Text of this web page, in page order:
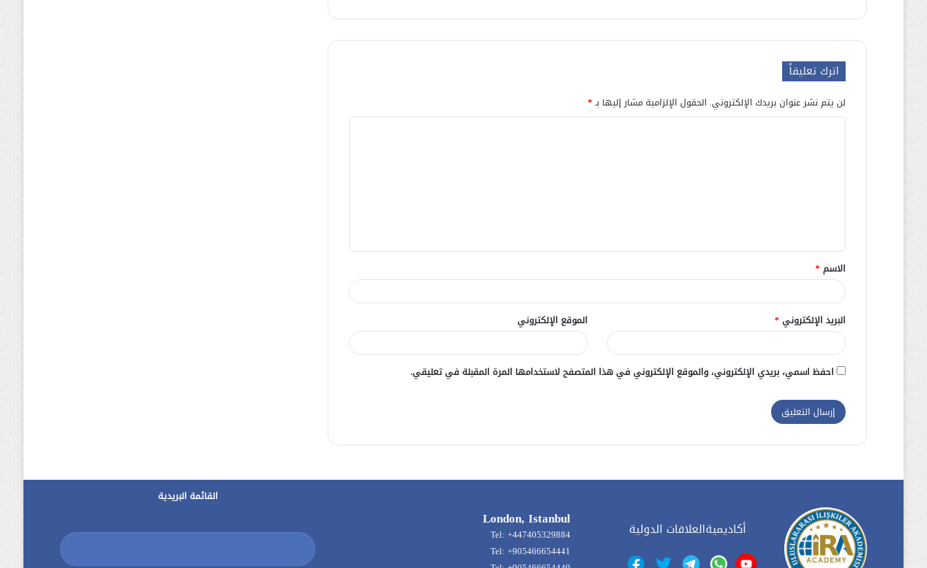
اترك تعليقاً
لن يتم نشر عنوان بريدك الإلكتروني. الحقول الإلزامية مشار إليها بـ*
ق
*
الاسم *
البريد الإلكتروني * الموقع الإلكتروني
احفظ اسمي، بريدي الإلكتروني، والموقع الإلكتروني في هذا المتصفح لاستخدامها المرة المقبلة في تعليقي.
أكاديميةالعلاقات الدولية London, Istanbul
Tel: +447405329884
Tel: +905466654441
القائمة البريدية